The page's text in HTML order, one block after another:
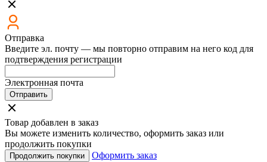
Отправка
Введите эл. почту — мы повторно отправим на него код для
подтверждения регистрации
Электронная почта
Отправить
Товар добавлен в заказ
Вы можете изменить количество, оформить заказ или
продолжить покупки
Продолжить покупки Оформить заказ